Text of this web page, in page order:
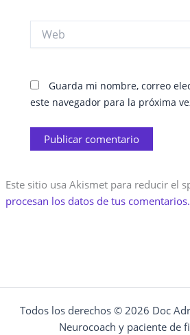
Guarda mi nombre, correo
este navegador para la próxima
Este sitio usa Akismet para reducir el
procesan los datos de tus comentarios.
Todos los derechos © 2026 Doc
Neurocoach y paciente de